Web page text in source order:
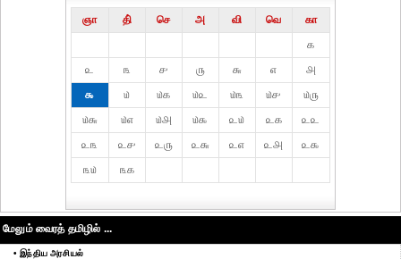
ஞா தி் செ அ வி வெ
கா
௧
௨
௩ ௪ ௫ ௬ ௭
௮
௯
௰ ௰௧ ௰௨ ௰௩ ௰௪
௰௫
௰௬
௰௭ ௰௮ ௰௯ ௨௰ ௨௧
௨௨
௨௩
௨௪ ௨௫ ௨௬ ௨௭ ௨௮
௨௯
௩௰
௩௧
மேலும் வைரத் தமிழில் ...
• இந்திய அரசியல்